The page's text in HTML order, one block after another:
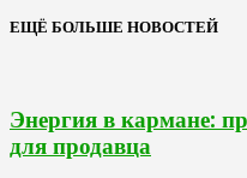
ЕЩЁ БОЛЬШЕ НОВОСТЕЙ
Энергия в кармане:
для продавца